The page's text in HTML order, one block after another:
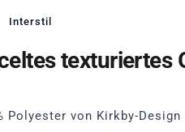
Interstil
texturiertes
Polyester von Kirkby-Design